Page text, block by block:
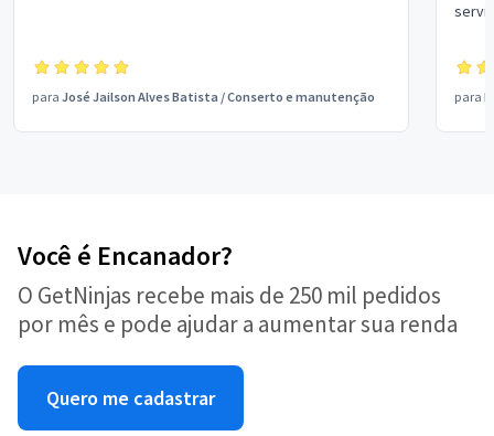
para José Jailson Alves Batista /Conserto e manutenção para
Você é Encanador?
O GetNinjas recebe mais de 250 mil pedidos
por mês e pode ajudar a aumentar sua renda
Quero me cadastrar